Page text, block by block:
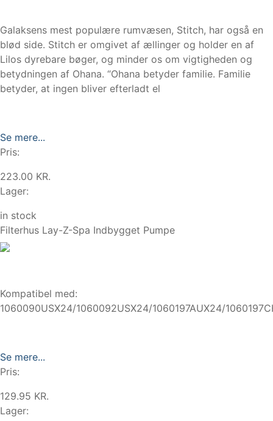
Galaksens mest populære rumvæsen, Stitch, har også en
blød side. Stitch er omgivet af ællinger og holder en af
Lilos dyrebare bøger, og minder os om vigtigheden og
betydningen af Ohana. “Ohana betyder familie. Familie
betyder, at ingen bliver efterladt el
Se mere...
Pris:
223.00 KR.
Lager:
in stock
Filterhus Lay-Z-Spa Indbygget Pumpe
Kompatibel med:
1060090USX24/1060092USX24/1060197AUX24/
Se mere...
Pris:
129.95 KR.
Lager: